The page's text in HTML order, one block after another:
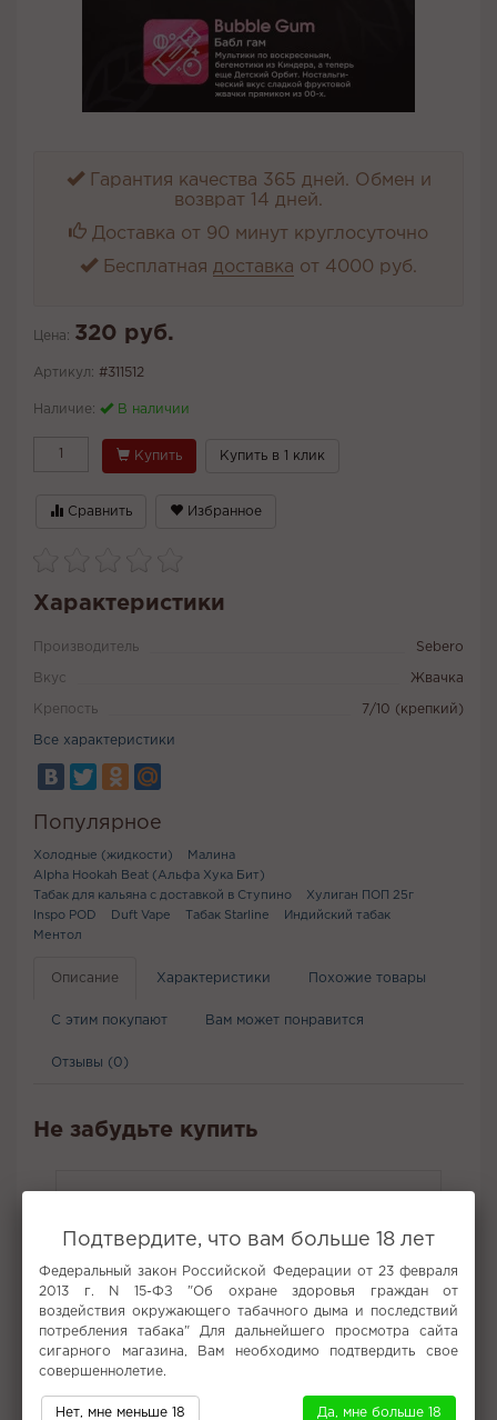
Гарантия качества 365 дней. Обмен и
возврат 14 дней.
Доставка от 90 минут круглосуточно
Бесплатная доставка от 4000 руб.
Цена: 320 руб.
Артикул: #311512
Наличие: В наличии
Купить Купить в 1 клик
Сравнить Избранное
Характеристики
Производитель Sebero
Вкус Жвачка
Крепость 7/10 (крепкий)
Все характеристики
Популярное
Холодные (жидкости)
Малина
Alpha Hookah Beat (Альфа Хука Бит)
Табак для кальяна с доставкой в Ступино
Хулиган ПОП 25г
Inspo POD
Duft Vape Табак Starline
Индийский табак
Ментол
Описание Характеристики Похожие товары
С этим покупают Вам может понравится
Отзывы (0)
Не забудьте купить
Подтвердите, что вам больше 18 лет
Федеральный закон Российской Федерации от 23 февраля
2013 г. N 15-ФЗ "Об охране здоровья граждан от
воздействия окружающего табачного дыма и последствий
потребления табака" Для дальнейшего просмотра сайта
сигарного магазина, Вам необходимо подтвердить свое
совершеннолетие.
Нет, мне меньше 18 Да, мне больше 18